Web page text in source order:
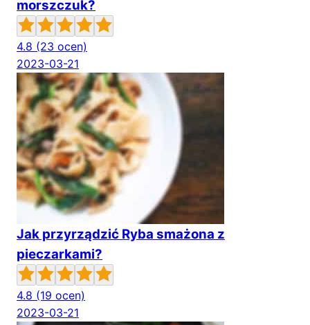
morszczuk?
4.8 (23 ocen)
2023-03-21
Jak przyrządzić Ryba smażona z
pieczarkami?
4.8 (19 ocen)
2023-03-21